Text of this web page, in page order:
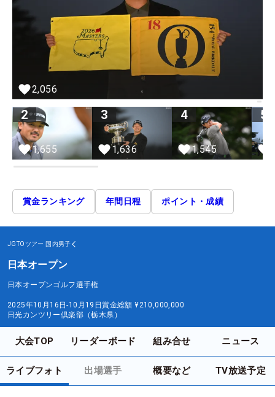
2,056
2
1,655
3
1,636
4
1,545
5
賞金ランキング 年間日程 ポイント・成績
JGTOツアー 国内男子
日本オープン
日本オープンゴルフ選手権
2025年10月16日-10月19日賞金総額 ¥210,000,000
日光カンツリー倶楽部（栃木県）
大会TOP リーダーボード 組み合せ ニュース
ライブフォト 出場選手 概要など TV放送予定